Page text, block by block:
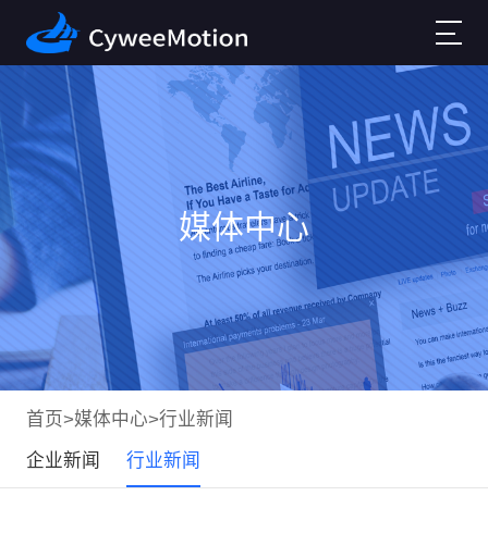
媒体中心
首页>媒体中心>行业新闻
企业新闻 行业新闻